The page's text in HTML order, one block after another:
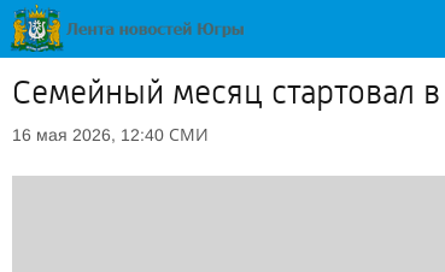
Семейный месяц стартовал
16 мая 2026, 12:40 СМИ